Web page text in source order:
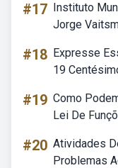
#17 Instituto
Jorge
#18 Expresse
19
#19 Como
Lei De
#20 Atividades
Problemas